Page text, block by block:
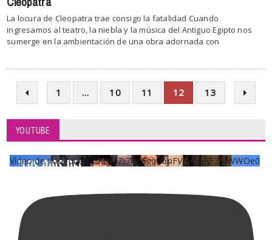
La locura de Cleopatra trae consigo la fatalidad Cuando
ingresamos al teatro, la niebla y la música del Antiguo Egipto nos
sumerge en la ambientación de una obra adornada con
1 … 10 11 12 13
YOUTUBE
Vídeo de YouTube UCKqYjiZi7lzy6gqU6pFVFiA_A3EZ9JWWOe0